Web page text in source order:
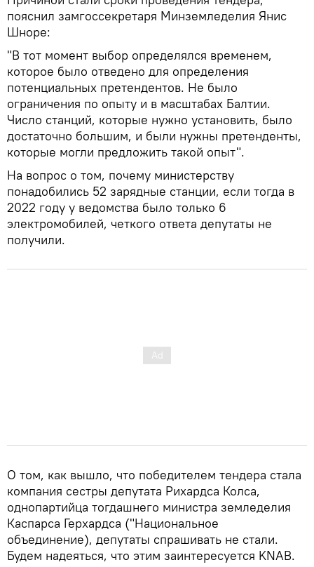
пояснил замгоссекретаря Минземледелия Янис
Шноре:
"В тот момент выбор определялся временем,
которое было отведено для определения
потенциальных претендентов. Не было
ограничения по опыту и в масштабах Балтии.
Число станций, которые нужно установить, было
достаточно большим, и были нужны претенденты,
которые могли предложить такой опыт".
На вопрос о том, почему министерству
понадобились 52 зарядные станции, если тогда в
2022 году у ведомства было только 6
электромобилей, четкого ответа депутаты не
получили.
О том, как вышло, что победителем тендера стала
компания сестры депутата Рихардса Колса,
однопартийца тогдашнего министра земледелия
Каспарса Герхардса ("Национальное
объединение), депутаты спрашивать не стали.
Будем надеяться, что этим заинтересуется KNAB.